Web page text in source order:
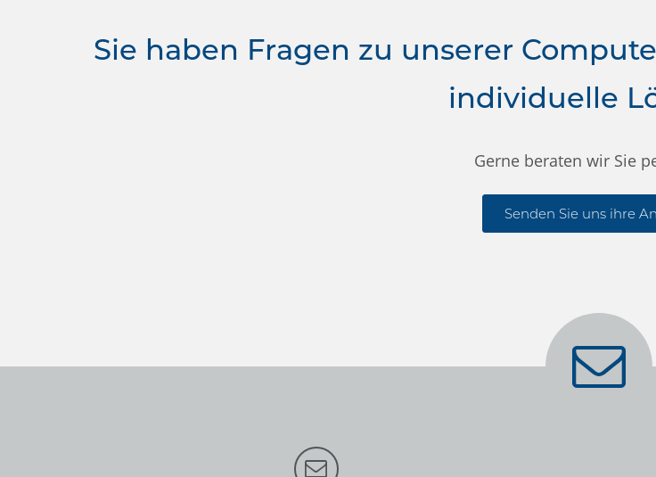
Sie haben Fragen zu unserer
individuelle
Gerne beraten wir Sie
Senden Sie uns ihre